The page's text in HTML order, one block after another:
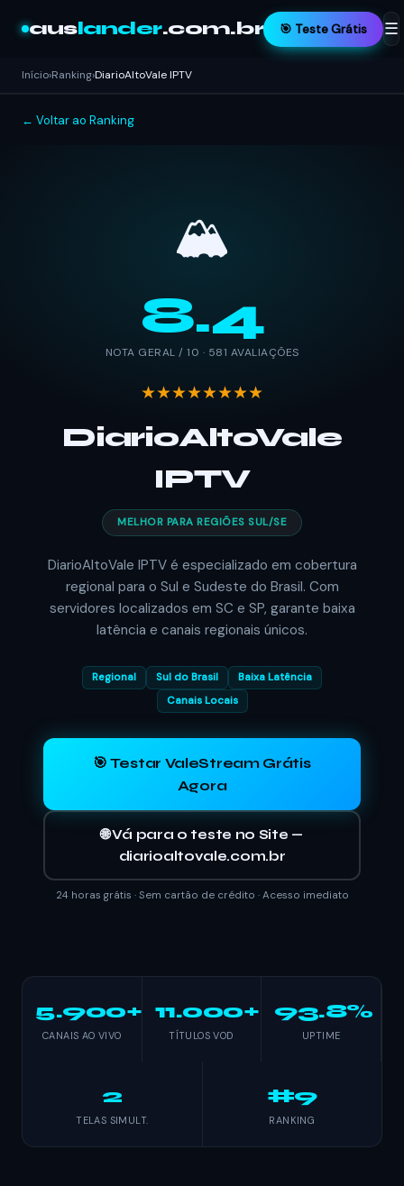
auslander.com.br 🎯 Teste Grátis ☰
Início›Ranking›DiarioAltoVale IPTV
← Voltar ao Ranking
🏔️
8.4
NOTA GERAL / 10 · 581 AVALIAÇÕES
★★★★★★★★
DiarioAltoVale
IPTV
MELHOR PARA REGIÕES SUL/SE
DiarioAltoVale IPTV é especializado em cobertura
regional para o Sul e Sudeste do Brasil. Com
servidores localizados em SC e SP, garante baixa
latência e canais regionais únicos.
Regional Sul do Brasil
Baixa Latência
Canais Locais
🎯 Testar ValeStream Grátis
Agora
🌐 Vá para o teste no Site —
diarioaltovale.com.br
24 horas grátis · Sem cartão de crédito · Acesso imediato
5.900+
CANAIS AO VIVO
11.000+
TÍTULOS VOD
93.8%
UPTIME
2
TELAS SIMULT.
#9
RANKING